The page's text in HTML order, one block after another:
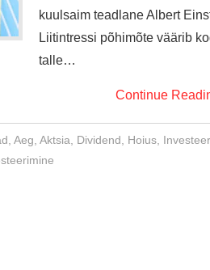
kuulsaim teadlane Albert
Liitintressi põhimõte väärib
talle…
Continue
,Aeg ,Aktsia Dividend Hoius